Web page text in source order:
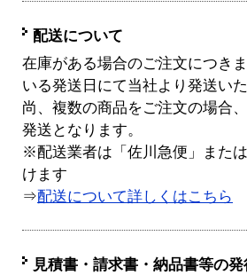
配送について
在庫がある場合のご注文につき
いる発送日にて当社より発送い
尚、複数の商品をご注文の場合
発送となります。
※配送業者は「佐川急便」また
けます
⇒配送について詳しくはこちら
見積書・請求書・納品書等の